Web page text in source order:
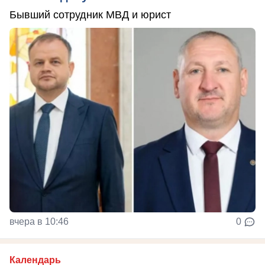
Бывший сотрудник МВД и юрист
вчера в 10:46 0
Календарь